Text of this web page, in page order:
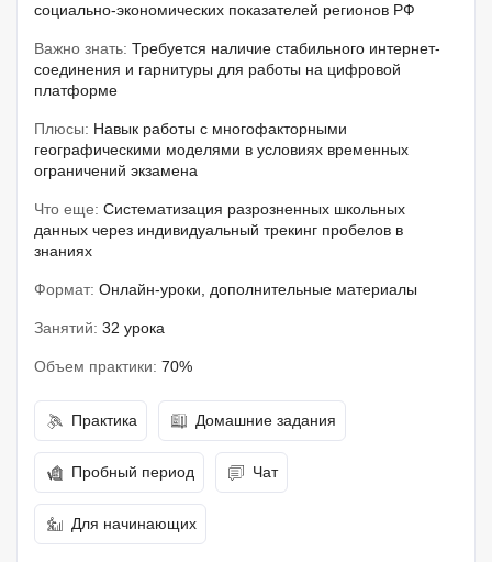
социально-экономических показателей регионов РФ
Важно знать: Требуется наличие стабильного интернет-
соединения и гарнитуры для работы на цифровой
платформе
Плюсы: Навык работы с многофакторными
географическими моделями в условиях временных
ограничений экзамена
Что еще: Систематизация разрозненных школьных
данных через индивидуальный трекинг пробелов в
знаниях
Формат: Онлайн-уроки, дополнительные материалы
Занятий: 32 урока
Объем практики: 70%
Практика Домашние задания
Пробный период Чат
Для начинающих